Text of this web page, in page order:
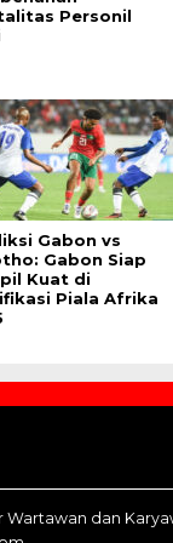
Personil
Gabon vs
Gabon Siap
Kuat di
Piala Afrika
Wartawan dan